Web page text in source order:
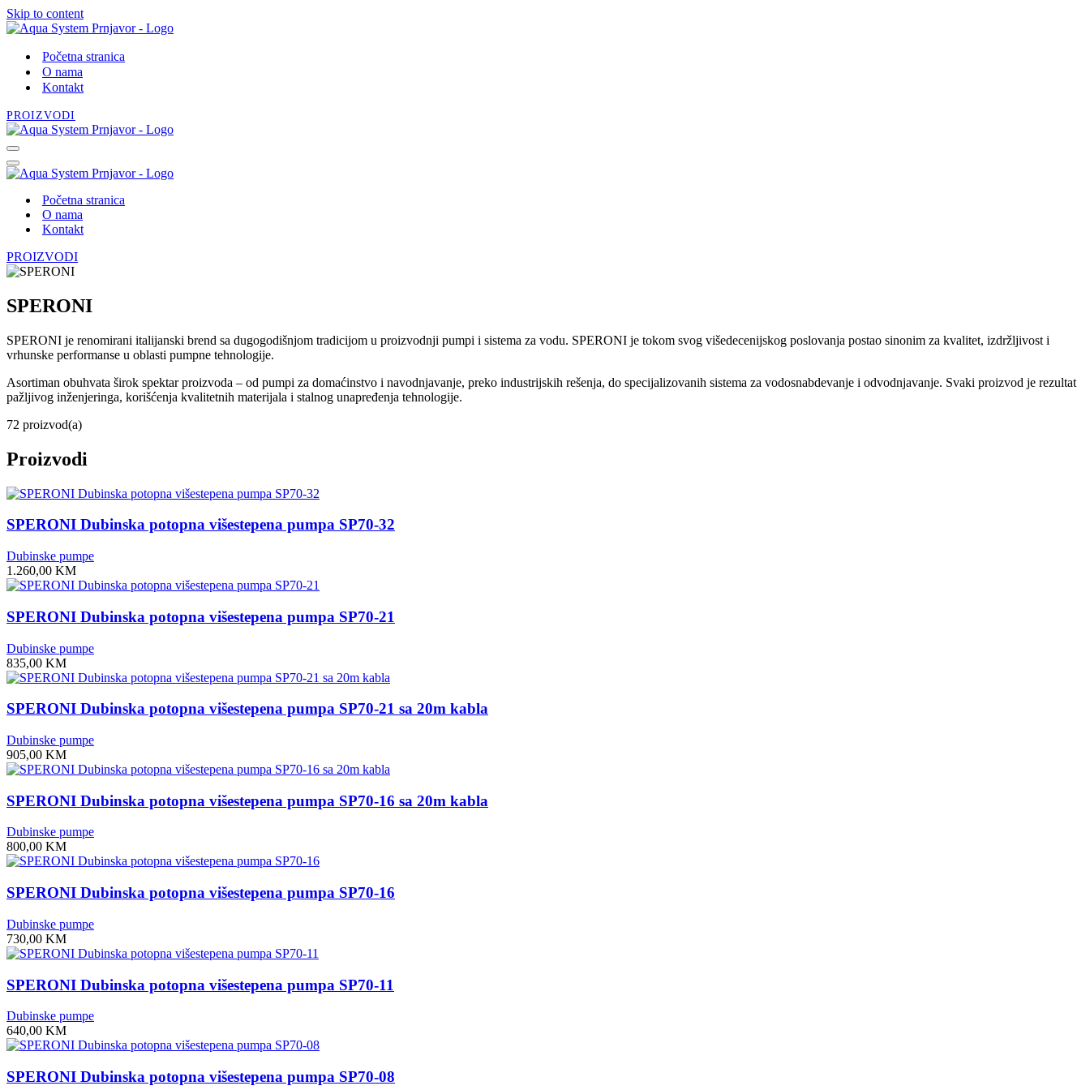
Skip to content
Početna stranica
O nama
Kontakt
PROIZVODI
Navigation
Menu
Navigation
Menu
Početna stranica
O nama
Kontakt
PROIZVODI
SPERONI
SPERONI je renomirani italijanski brend sa dugogodišnjom tradicijom u proizvodnji pumpi i sistema za vodu. SPERONI je tokom svog višedecenijskog poslovanja postao sinonim za kvalitet, izdržljivost i
vrhunske performanse u oblasti pumpne tehnologije.
Asortiman obuhvata širok spektar proizvoda – od pumpi za domaćinstvo i navodnjavanje, preko industrijskih rešenja, do specijalizovanih sistema za vodosnabdevanje i odvodnjavanje. Svaki proizvod je rezultat
pažljivog inženjeringa, korišćenja kvalitetnih materijala i stalnog unapređenja tehnologije.
72 proizvod(a)
Proizvodi
SPERONI Dubinska potopna višestepena pumpa SP70-32
Dubinske pumpe
1.260,00 KM
SPERONI Dubinska potopna višestepena pumpa SP70-21
Dubinske pumpe
835,00 KM
SPERONI Dubinska potopna višestepena pumpa SP70-21 sa 20m kabla
Dubinske pumpe
905,00 KM
SPERONI Dubinska potopna višestepena pumpa SP70-16 sa 20m kabla
Dubinske pumpe
800,00 KM
SPERONI Dubinska potopna višestepena pumpa SP70-16
Dubinske pumpe
730,00 KM
SPERONI Dubinska potopna višestepena pumpa SP70-11
Dubinske pumpe
640,00 KM
SPERONI Dubinska potopna višestepena pumpa SP70-08